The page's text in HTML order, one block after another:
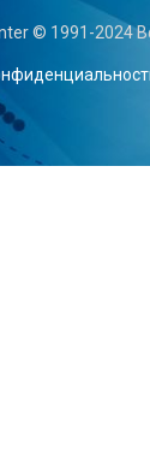
© 1991-2024